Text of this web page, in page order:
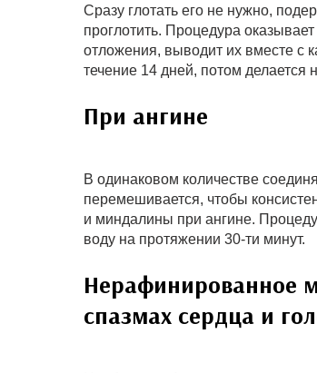
Сразу глотать его не нужно,
проглотить. Процедура
отложения, выводит их вместе с
течение 14 дней, потом
При ангине
В одинаковом количестве
перемешивается, чтобы
и миндалины при ангине.
воду на протяжении 30-ти минут.
Нерафинированное
спазмах сердца и